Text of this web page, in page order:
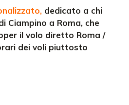
dedicato a chi
Ciampino a Roma, che
il volo diretto Roma /
dei voli piuttosto